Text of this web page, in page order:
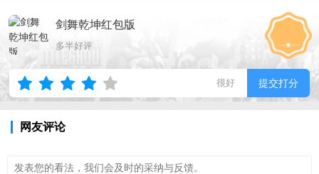
剑舞乾坤红包版
多半好评
很好 提交打分
网友评论